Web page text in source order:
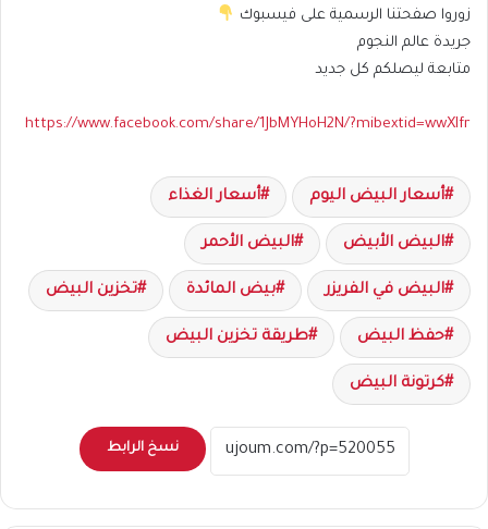
زوروا صفحتنا الرسمية على فيسبوك
جريدة عالم النجوم
متابعة ليصلكم كل جديد
https://www.facebook.com/share/1JbMYHoH2N/?mibextid=wwXIfr
أسعار البيض اليوم أسعار الغذاء
البيض الأبيض البيض الأحمر
البيض في الفريزر بيض المائدة تخزين البيض
حفظ البيض طريقة تخزين البيض
كرتونة البيض
نسخ الرابط